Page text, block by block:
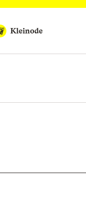
Kleinode